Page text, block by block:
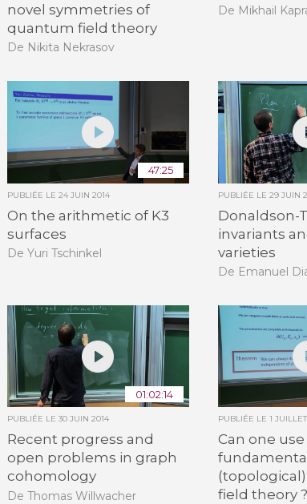
novel symmetries of
quantum field theory
De Nikita Nekrasov
De Mikhail
47:25
PUBLIÉE LE24 JUIN 2014
On the arithmetic of K3
surfaces
De Yuri Tschinkel
PUBLIÉE LE 29 JUIN
Donaldson-
invariants
varieties
De Emanuel
01:02:14
PUBLIÉE LE30 JUIN 2014
Recent progress and
open problems in graph
cohomology
De Thomas Willwacher
PUBLIÉE LE 1
Can one use
field theory ?